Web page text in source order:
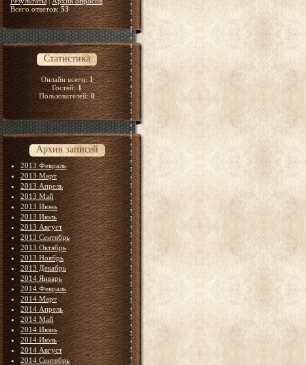
Всего ответов:53
Статистика
Онлайн всего:1
Гостей:1
Пользователей:0
Архив записей
2013 Февраль
2013 Март
2013 Апрель
2013 Май
2013 Июнь
2013 Июль
2013 Август
2013 Сентябрь
2013 Октябрь
2013 Ноябрь
2013 Декабрь
2014 Январь
2014 Февраль
2014 Март
2014 Апрель
2014 Май
2014 Июнь
2014 Июль
2014 Август
2014 Сентябрь